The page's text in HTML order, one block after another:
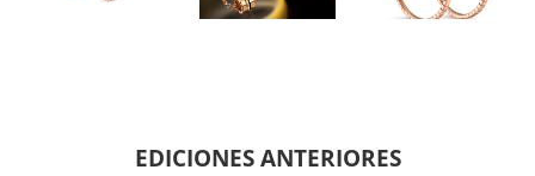
EDICIONES ANTERIORES